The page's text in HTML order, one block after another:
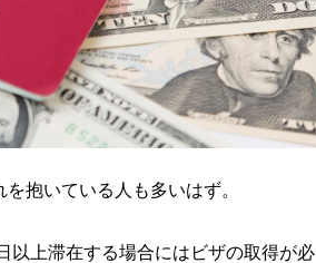
を抱いている人も多いはず。
以上滞在する場合にはビザの取得が必